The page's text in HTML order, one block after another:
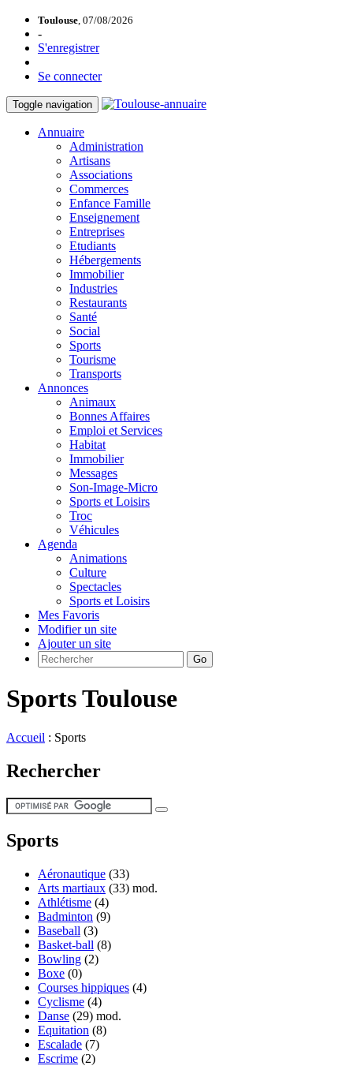
Toulouse, 07/08/2026
-
S'enregistrer
Se connecter
Toggle navigation
Annuaire
Administration
Artisans
Associations
Commerces
Enfance Famille
Enseignement
Entreprises
Etudiants
Hébergements
Immobilier
Industries
Restaurants
Santé
Social
Sports
Tourisme
Transports
Annonces
Animaux
Bonnes Affaires
Emploi et Services
Habitat
Immobilier
Messages
Son-Image-Micro
Sports et Loisirs
Troc
Véhicules
Agenda
Animations
Culture
Spectacles
Sports et Loisirs
Mes Favoris
Modifier un site
Ajouter un site
Go
Sports Toulouse
Accueil : Sports
Rechercher
Sports
Aéronautique (33)
Arts martiaux (33) mod.
Athlétisme (4)
Badminton (9)
Baseball (3)
Basket-ball (8)
Bowling (2)
Boxe (0)
Courses hippiques (4)
Cyclisme (4)
Danse (29) mod.
Equitation (8)
Escalade (7)
Escrime (2)